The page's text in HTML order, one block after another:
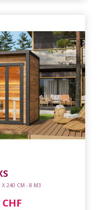
X 240 CM - 8 M3